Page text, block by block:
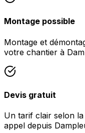
Montage possible
Montage et
votre chantier à
Devis gratuit
Un tarif clair selon
appel depuis